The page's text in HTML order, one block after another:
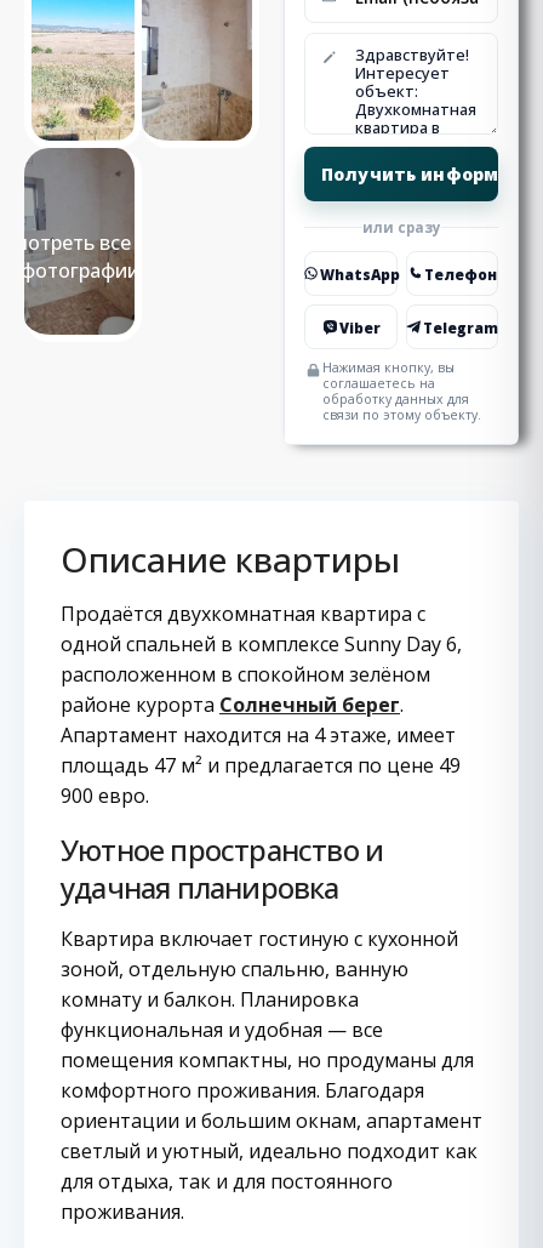
Смотреть все 14
фотографии
или сразу
WhatsApp Телефон
Viber Telegram
Нажимая кнопку, вы
соглашаетесь на
обработку данных для
связи по этому объекту.
Описание квартиры
Продаётся двухкомнатная квартира с
одной спальней в комплексе Sunny Day 6,
расположенном в спокойном зелёном
районе курорта Солнечный берег.
Апартамент находится на 4 этаже, имеет
площадь 47 м² и предлагается по цене 49
900 евро.
Уютное пространство и
удачная планировка
Квартира включает гостиную с кухонной
зоной, отдельную спальню, ванную
комнату и балкон. Планировка
функциональная и удобная — все
помещения компактны, но продуманы для
комфортного проживания. Благодаря
ориентации и большим окнам, апартамент
светлый и уютный, идеально подходит как
для отдыха, так и для постоянного
проживания.